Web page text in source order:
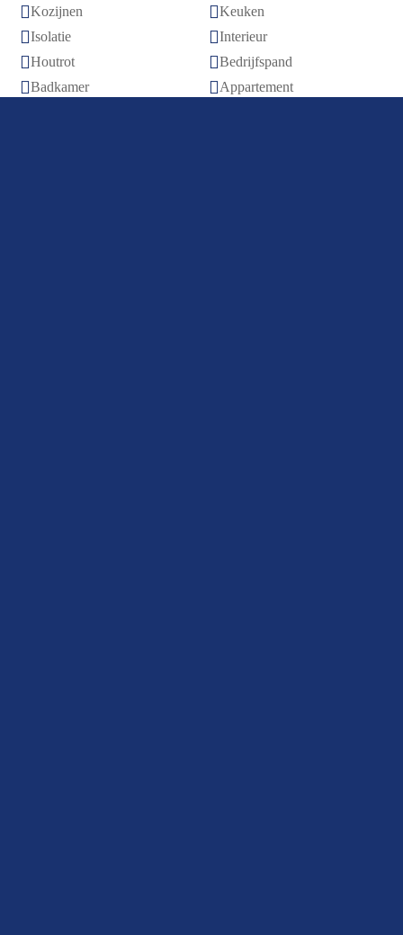
Kozijnen Keuken
Isolatie Interieur
Houtrot Bedrijfspand
Badkamer Appartement